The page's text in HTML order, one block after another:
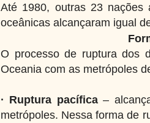
Até 1980, outras 23 nações
oceânicas alcançaram igual
O processo de ruptura dos
Oceania com as metrópoles
· Ruptura pacífica–
metrópoles. Nessa forma de